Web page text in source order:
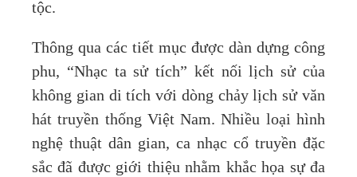
tộc.
Thông qua các tiết mục được dàn dựng công
phu, “Nhạc ta sử tích” kết nối lịch sử của
không gian di tích với dòng chảy lịch sử văn
hát truyền thống Việt Nam. Nhiều loại hình
nghệ thuật dân gian, ca nhạc cổ truyền đặc
sắc đã được giới thiệu nhằm khắc họa sự đa